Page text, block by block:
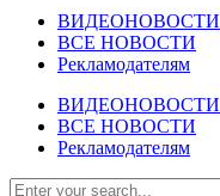
ВИДЕОНОВОСТИ
ВСЕ НОВОСТИ
Рекламодателям
ВИДЕОНОВОСТИ
ВСЕ НОВОСТИ
Рекламодателям